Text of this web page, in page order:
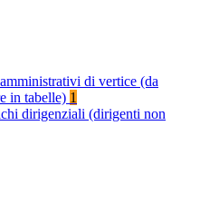
di vertice (da
in tabelle) 1
dirigenziali (dirigenti non